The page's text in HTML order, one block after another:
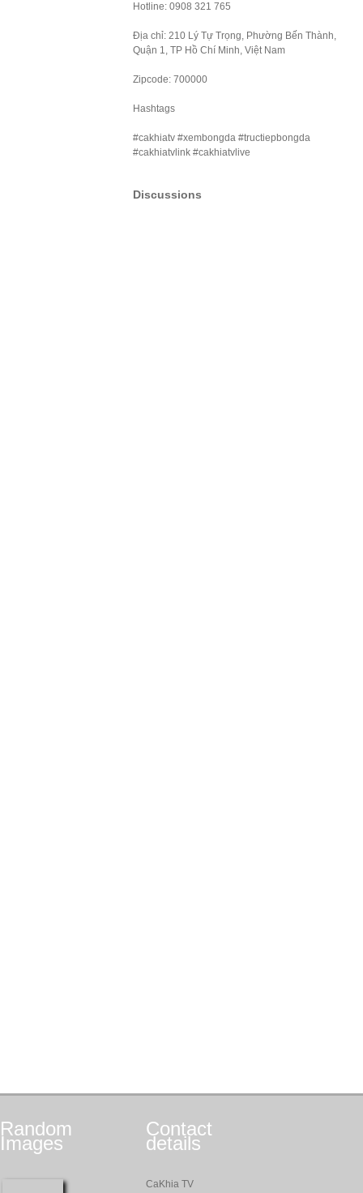
Hotline: 0908 321 765
Địa chỉ: 210 Lý Tự Trọng, Phường Bến Thành,
Quận 1, TP Hồ Chí Minh, Việt Nam
Zipcode: 700000
Hashtags
#cakhiatv #xembongda #tructiepbongda
#cakhiatvlink #cakhiatvlive
Discussions
Random
Images
Contact
details
CaKhia TV